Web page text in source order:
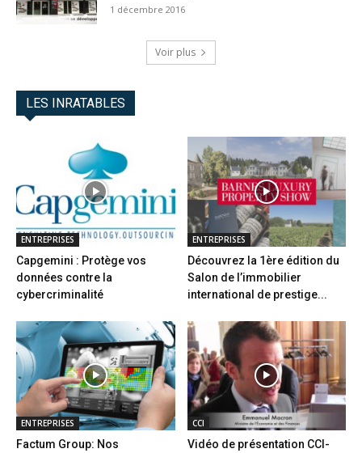
1 décembre 2016
Voir plus
LES INRATABLES
ENTREPRISES
Capgemini : Protège vos
données contre la
cybercriminalité
ENTREPRISES
Découvrez la 1ère édition du
Salon de l’immobilier
international de prestige...
ENTREPRISES
Factum Group: Nos
CCI
Vidéo de présentation CCI-